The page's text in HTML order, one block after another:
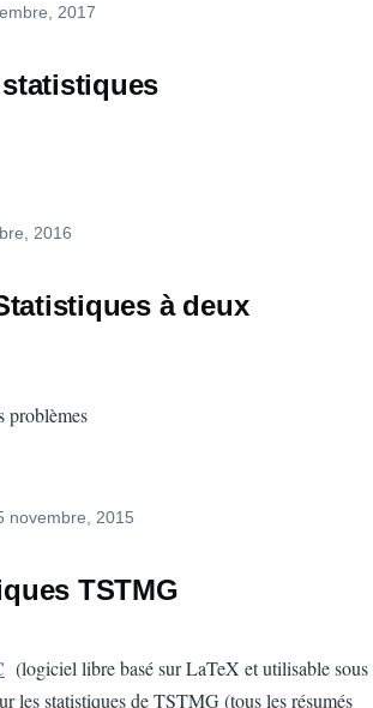
2017
2016
à deux
problèmes
novembre, 2015
TSTMG
(logiciel libre basé sur LaTeX et utilisable sous
les statistiques de TSTMG (tous les résumés